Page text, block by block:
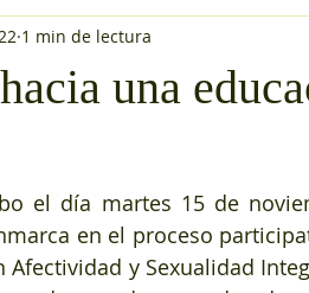
una
1 min de lectura
en el proceso
y Sexualidad